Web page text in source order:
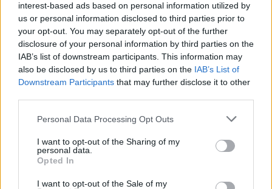
interest-based ads based on personal information utilized by
us or personal information disclosed to third parties prior to
your opt-out. You may separately opt-out of the further
disclosure of your personal information by third parties on the
IAB’s list of downstream participants. This information may
also be disclosed by us to third parties on the IAB’s List of
Downstream Participants that may further disclose it to other
Personal Data Processing Opt Outs
I want to opt-out of the Sharing of my
personal data.
Opted In
I want to opt-out of the Sale of my
L'operazione Diamanti non si sovrappone al
ritorno di Mutu, che, svincolato da settembre,
sbarcherà a Firenze domattina, dopo l'addio del
2011. La richiesta alla Fiorentina di poter
sostenere degli allenamenti ed un 'provino' ai
campini è stata accettata, e adesso la palla
passa a Montella, che cercherà di dare un
all'ormai 36enne rumeno. Lo conferma l'agente
dell'attaccante, Ana Maria Prodan, a
"Mutu comincerà gli allenamenti con la